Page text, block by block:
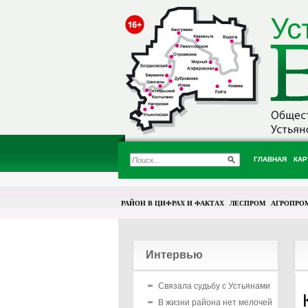
ГЛАВНАЯ
РАЙОН В ЦИФРАХ И ФАКТАХ ЛЕСПРОМ
Интервью
Связала судьбу с Устьянами
В жизни района нет мелочей